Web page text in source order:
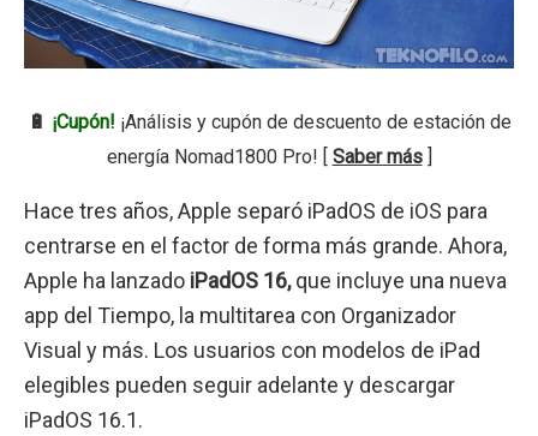
🔋 ¡Cupón! ¡Análisis y cupón de descuento de estación de
energía Nomad1800 Pro! [ Saber más]
Hace tres años, Apple separó iPadOS de iOS para
centrarse en el factor de forma más grande. Ahora,
Apple ha lanzado iPadOS 16,que incluye una nueva
app del Tiempo, la multitarea con Organizador
Visual y más. Los usuarios con modelos de iPad
elegibles pueden seguir adelante y descargar
iPadOS 16.1.